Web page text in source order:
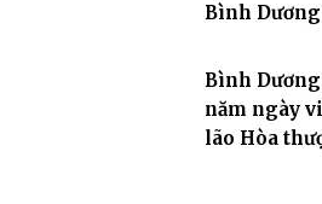
Bình
Bình
năm ngày
lão Hòa